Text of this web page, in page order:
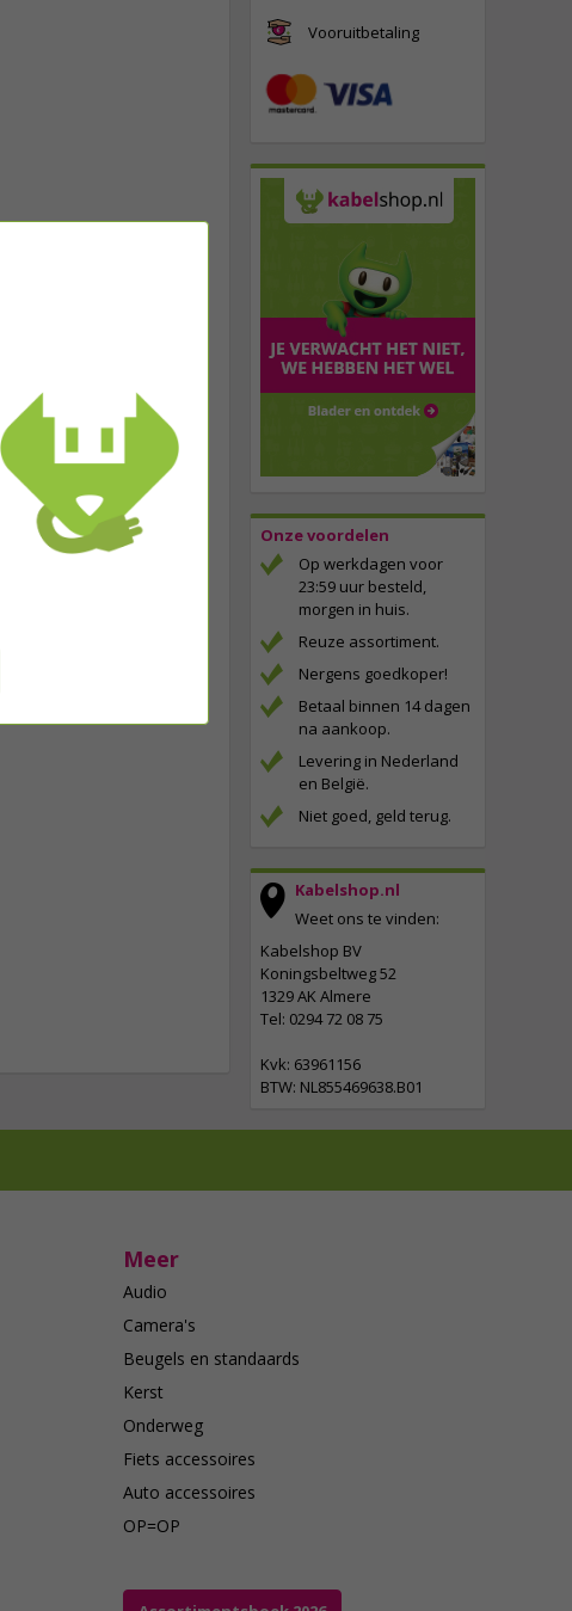
Vooruitbetaling
Onze voordelen
Op werkdagen voor
23:59 uur besteld,
morgen in huis.
Reuze assortiment.
Nergens goedkoper!
Betaal binnen 14 dagen
na aankoop.
Levering in Nederland
en België.
Niet goed, geld terug.
Kabelshop.nl
Weet ons te vinden:
Kabelshop BV
Koningsbeltweg 52
1329 AK Almere
Tel: 0294 72 08 75
Kvk: 63961156
BTW: NL855469638.B01
Meer
Audio
Camera's
Beugels en standaards
Kerst
Onderweg
Fiets accessoires
Auto accessoires
OP=OP